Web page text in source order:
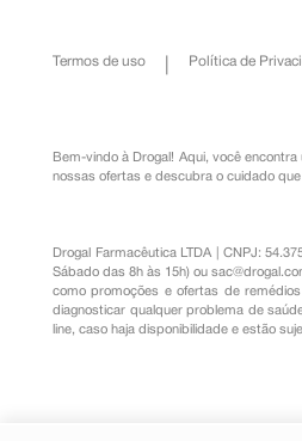
Termos de uso Política de
Bem-vindo à Drogal! Aqui, você
nossas ofertas e descubra o cuidado
Drogal Farmacêutica LTDA | CNPJ:
Sábado das 8h às 15h) ou
como promoções e ofertas de
diagnosticar qualquer problema de
line, caso haja disponibilidade e estão